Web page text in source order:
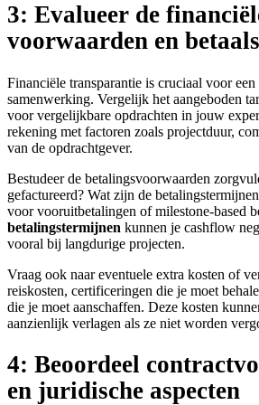
3: Evalueer de
voorwaarden en
Financiële transparantie is cruciaal voor een
samenwerking. Vergelijk het aangeboden
voor vergelijkbare opdrachten in jouw
rekening met factoren zoals projectduur,
van de opdrachtgever.
Bestudeer de betalingsvoorwaarden
gefactureerd? Wat zijn de
voor vooruitbetalingen of milestone-based
betalingstermijnen kunnen je cashflow
vooral bij langdurige projecten.
Vraag ook naar eventuele extra kosten of
reiskosten, certificeringen die je moet
die je moet aanschaffen. Deze kosten
aanzienlijk verlagen als ze niet worden
4: Beoordeel
en juridische aspecten